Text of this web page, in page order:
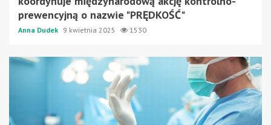
prewencyjną o nazwie "PRĘDKOŚĆ"
Anna Dudek 9 kwietnia 2025 1530